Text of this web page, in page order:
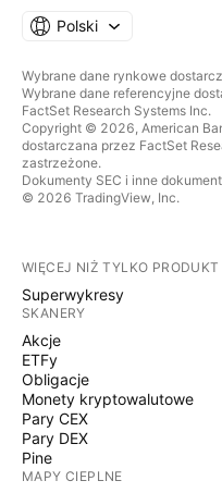
Polski
Wybrane dane rynkowe
Wybrane dane referencyjne
FactSet Research Systems Inc.
Copyright © 2026, American
dostarczana przez FactSet
zastrzeżone.
Dokumenty SEC i inne
© 2026 TradingView, Inc.
WIĘCEJ NIŻ TYLKO PRODUKT
Superwykresy
SKANERY
Akcje
ETFy
Obligacje
Monety kryptowalutowe
Pary CEX
Pary DEX
Pine
MAPY CIEPLNE